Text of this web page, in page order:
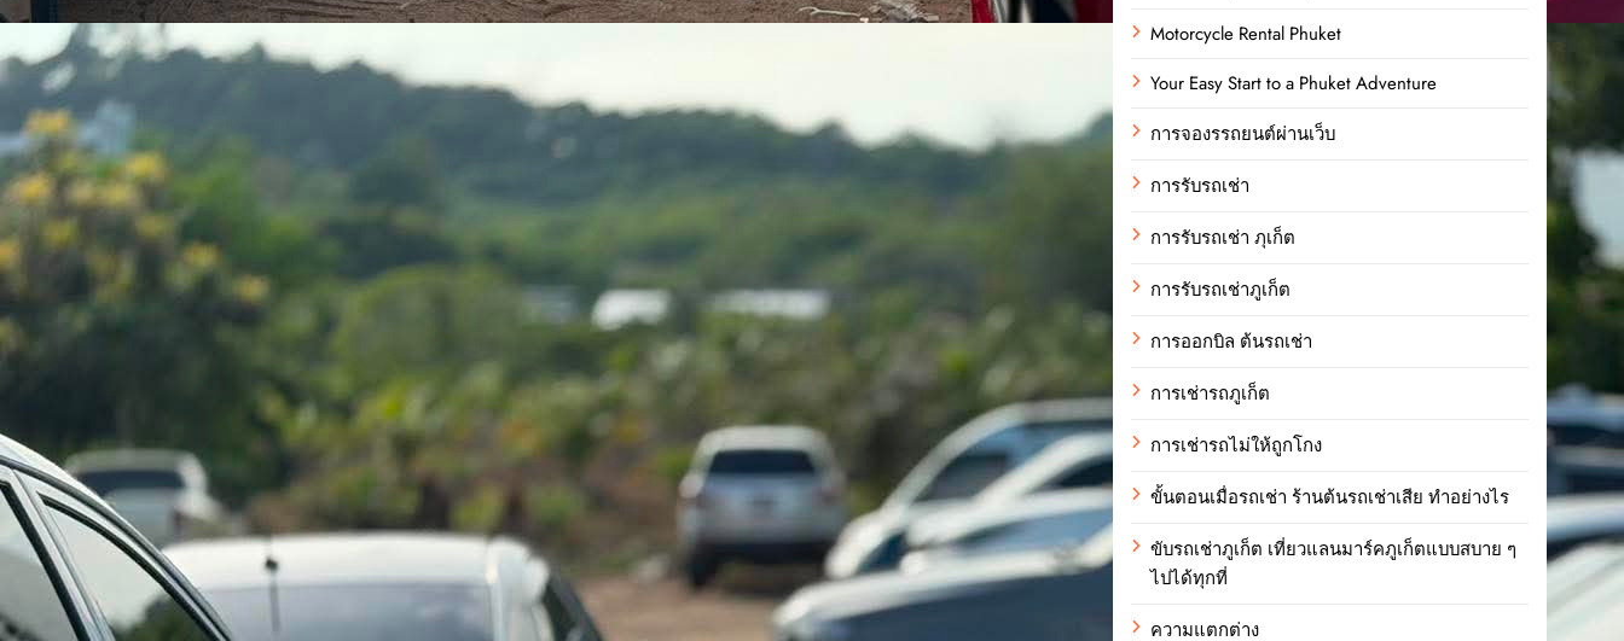
Motorcycle Rental Phuket
Your Easy Start to a Phuket Adventure
การจองรรถยนต์ผ่านเว็บ
การรับรถเช่า
การรับรถเช่า ภุเก็ต
การรับรถเช่าภูเก็ต
การออกบิล ต้นรถเช่า
การเช่ารถภูเก็ต
การเช่ารถไม่ให้ถูกโกง
ขั้นตอนเมื่อรถเช่า ร้านต้นรถเช่าเสีย ทำอย่างไร
ขับรถเช่าภูเก็ต เที่ยวแลนมาร์คภูเก็ตแบบสบาย ๆ
ไปได้ทุกที่
ความแตกต่าง